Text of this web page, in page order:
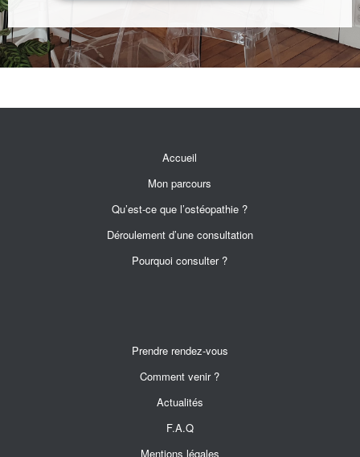
Accueil
Mon parcours
Qu’est-ce que l’ostéopathie ?
Déroulement d’une consultation
Pourquoi consulter ?
Prendre rendez-vous
Comment venir ?
Actualités
F.A.Q
Mentions légales